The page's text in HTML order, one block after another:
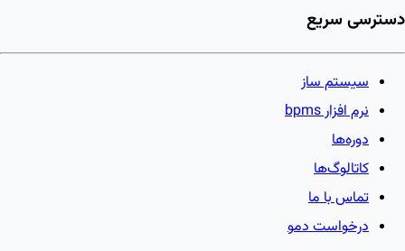
دسترسی سریع
سیستم ساز
نرم افزار bpms
دوره‌ها
کاتالوگ‌ها
تماس با ما
درخواست دمو